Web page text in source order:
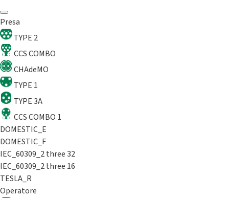
Presa
TYPE 2
CCS COMBO
CHAdeMO
TYPE 1
TYPE 3A
CCS COMBO 1
DOMESTIC_E
DOMESTIC_F
IEC_60309_2 three 32
IEC_60309_2 three 16
TESLA_R
Operatore